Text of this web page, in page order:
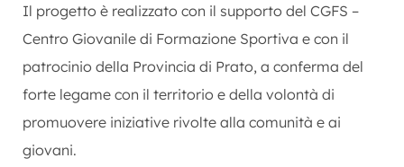
Il progetto è realizzato con il supporto del CGFS –
Centro Giovanile di Formazione Sportiva e con il
patrocinio della Provincia di Prato, a conferma del
forte legame con il territorio e della volontà di
promuovere iniziative rivolte alla comunità e ai
giovani.